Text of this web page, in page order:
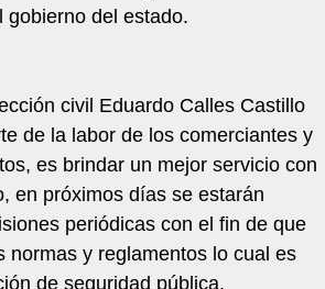
gobierno del estado.
civil Eduardo Calles Castillo
de la labor de los comerciantes y
es brindar un mejor servicio con
en próximos días se estarán
periódicas con el fin de que
normas y reglamentos lo cual es
de seguridad pública.